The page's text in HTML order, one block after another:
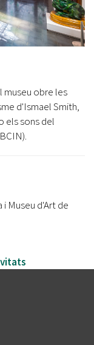
museu obre les
d'Ismael Smith,
els sons del
Museu d'Art de